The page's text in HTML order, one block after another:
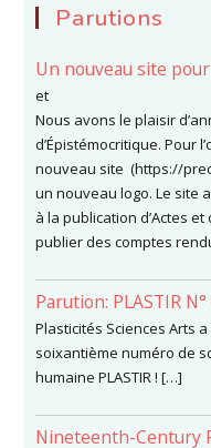
Parutions
Un nouveau site
et
Nous avons le plaisir
d’Épistémocritique. Pour
nouveau site (https://
un nouveau logo. Le site
à la publication d’Actes
publier des comptes
Parution: PLASTIR N°
Plasticités Sciences Arts
soixantième numéro de
humaine PLASTIR ! […]
Nineteenth-Century